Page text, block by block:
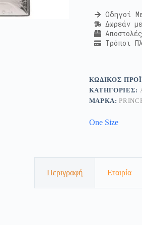
Οδηγοί
Δωρεάν
Τρόποι
ΚΩΔΙΚΌΣ
ΚΑΤΗΓΟΡΊΕΣ:
ΜΆΡΚΑ:
One Size
Περιγραφή Εταιρία